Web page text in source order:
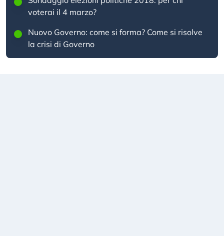
voterai il 4 marzo?
Nuovo Governo: come si forma? Come si risolve
la crisi di Governo